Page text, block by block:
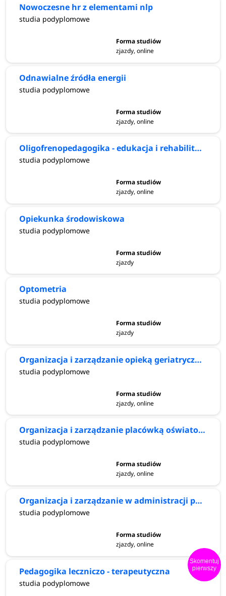
Nowoczesne hr z elementami nlp
studia podyplomowe
zjazdy, online
Odnawialne źródła energii
studia podyplomowe
zjazdy, online
Oligofrenopedagogika - edukacja i rehabilitacja osób z niepełnosprawnością intelektualną
studia podyplomowe
zjazdy, online
Opiekunka środowiskowa
studia podyplomowe
zjazdy
Optometria
studia podyplomowe
zjazdy
Organizacja i zarządzanie opieką geriatryczną i paliatywną z elementami rehabilitacji
studia podyplomowe
zjazdy, online
Organizacja i zarządzanie placówką oświatową
studia podyplomowe
zjazdy, online
Organizacja i zarządzanie w administracji publicznej
studia podyplomowe
zjazdy, online
Pedagogika leczniczo - terapeutyczna
studia podyplomowe
Skomentuj
pierwszy